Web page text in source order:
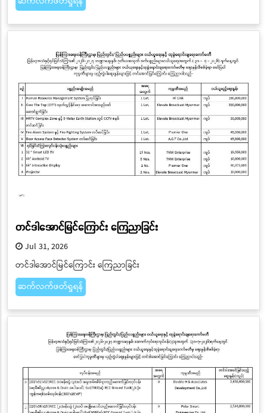
တင်ဒါအောင်မြင်ကြောင်း ကြေညာခြင်း
Jul 31, 2026
တင်ဒါအောင်မြင်ကြောင်း ကြေညာခြင်း
ဆက်လက်ဖတ်ရှုရန်